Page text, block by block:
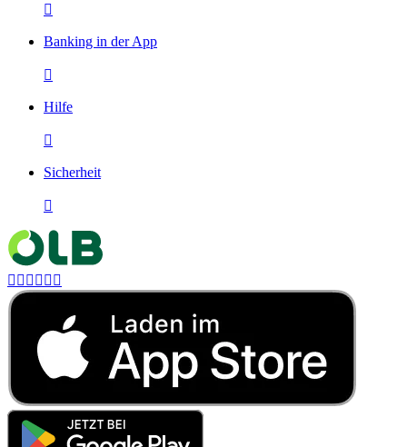

Banking in der App

Hilfe

Sicherheit

     